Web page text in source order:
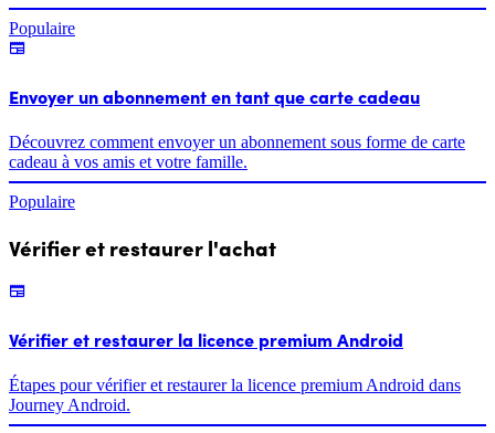
Populaire
Envoyer un abonnement en tant que carte cadeau
Découvrez comment envoyer un abonnement sous forme de carte
cadeau à vos amis et votre famille.
Populaire
Vérifier et restaurer l'achat
Vérifier et restaurer la licence premium Android
Étapes pour vérifier et restaurer la licence premium Android dans
Journey Android.